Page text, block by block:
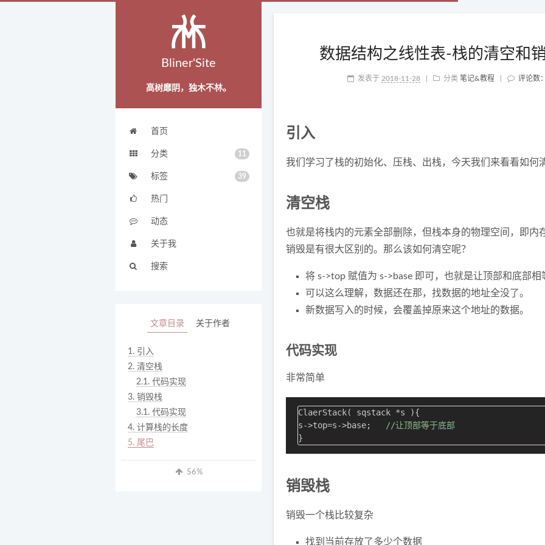
Bliner'Site
高树靡阴，独木不林。
首页
分类 11
标签 39
热门
动态
关于我
搜索
数据结构之线性表-栈的清空和
发表于 2018-11-28 分类 笔记&教程 评论数
引入
我们学习了栈的初始化、压栈、出栈，今天我们来看看如何
清空栈
也就是将栈内的元素全部删除，但栈本身的物理空间，即内
销毁是有很大区别的。那么该如何清空呢？
将 s->top 赋值为 s->base 即可，也就是让顶部和底部相
可以这么理解，数据还在那，找数据的地址全没了。
新数据写入的时候，会覆盖掉原来这个地址的数据。
代码实现
非常简单
ClaerStack( sqstack *s ){
s->top=s->base;
//让顶部等于底部
销毁栈
销毁一个栈比较复杂
找到当前存放了多少个数据
文章目录 关于作者
1. 引入
2. 清空栈
2.1. 代码实现
3. 销毁栈
3.1. 代码实现
4. 计算栈的长度
5. 尾巴
56%